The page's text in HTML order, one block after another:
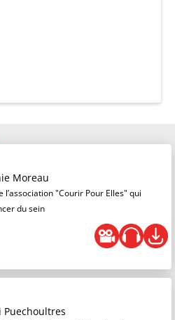
Moreau
"Courir Pour Elles" qui
du sein
Puechoultres